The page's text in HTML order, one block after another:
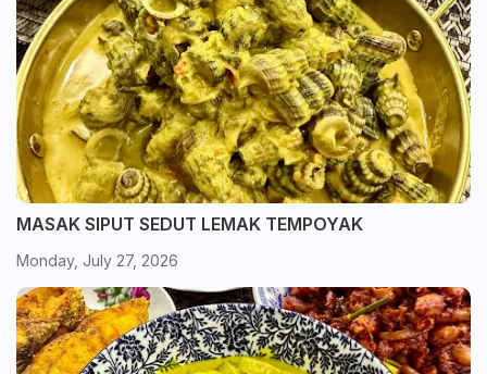
MASAK SIPUT SEDUT LEMAK TEMPOYAK
Monday, July 27, 2026